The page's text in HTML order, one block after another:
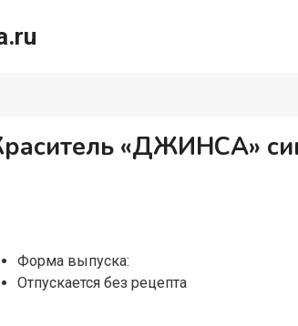
«ДЖИНСА»
Форма выпуска:
Отпускается без рецепта